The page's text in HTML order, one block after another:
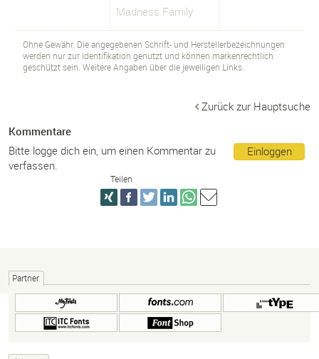
Madness Family
Ohne Gewähr. Die angegebenen Schrift- und Herstellerbezeichnungen
werden nur zur Identifikation genutzt und können markenrechtlich
geschützt sein. Weitere Angaben über die jeweiligen Links.
Zurück zur Hauptsuche
Kommentare
Einloggen
Bitte logge dich ein, um einen Kommentar zu
verfassen.
Teilen
Partner